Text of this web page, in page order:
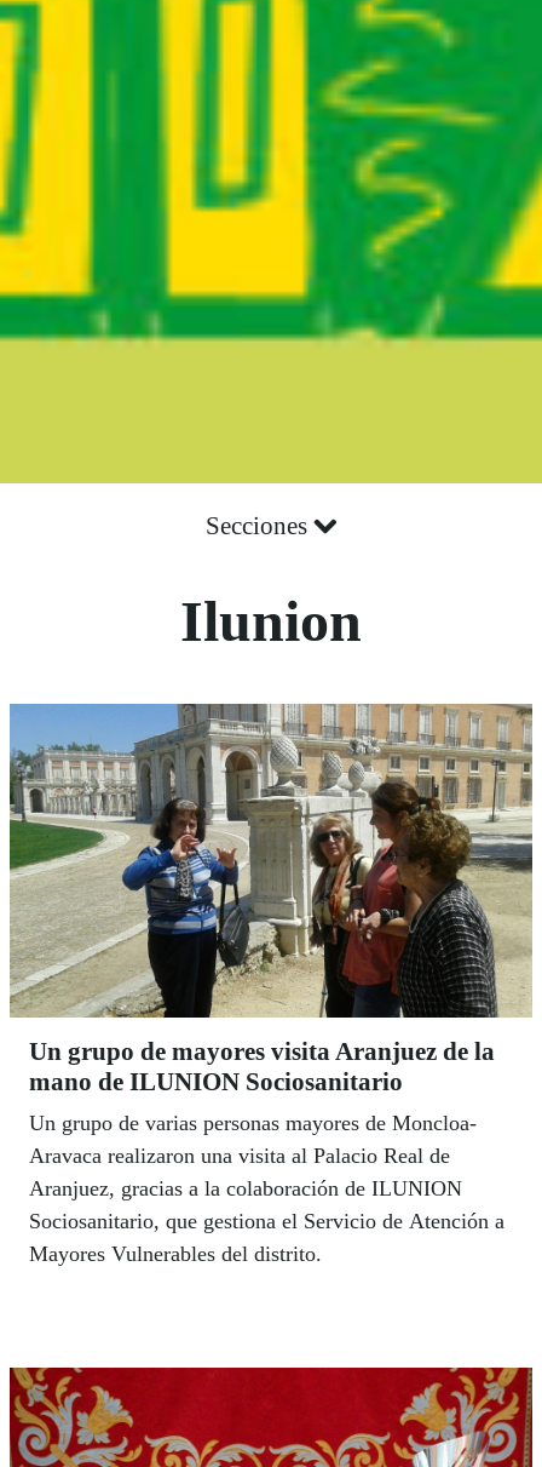
Secciones
Ilunion
Un grupo de mayores visita Aranjuez de la
mano de ILUNION Sociosanitario
Un grupo de varias personas mayores de Moncloa-
Aravaca realizaron una visita al Palacio Real de
Aranjuez, gracias a la colaboración de ILUNION
Sociosanitario, que gestiona el Servicio de Atención a
Mayores Vulnerables del distrito.